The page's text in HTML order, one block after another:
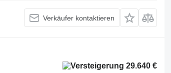
Verkäufer kontaktieren
29.640 €